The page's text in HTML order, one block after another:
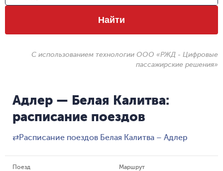
Найти
С использованием технологии ООО «РЖД - Цифровые
пассажирские решения»
Адлер — Белая Калитва:
расписание поездов
⇄Расписание поездов Белая Калитва – Адлер
Поезд Маршрут